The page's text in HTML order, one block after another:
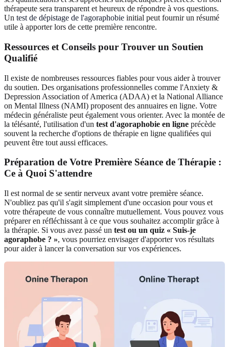
thérapeute sera transparent et heureux de répondre à vos questions.
Un test de dépistage de l'agoraphobie initial peut fournir un résumé
utile à apporter lors de cette première rencontre.
Ressources et Conseils pour Trouver un Soutien
Qualifié
Il existe de nombreuses ressources fiables pour vous aider à trouver
du soutien. Des organisations professionnelles comme l'Anxiety &
Depression Association of America (ADAA) et la National Alliance
on Mental Illness (NAMI) proposent des annuaires en ligne. Votre
médecin généraliste peut également vous orienter. Avec la montée de
la télésanté, l'utilisation d'un test d'agoraphobie en ligne précède
souvent la recherche d'options de thérapie en ligne qualifiées qui
peuvent être tout aussi efficaces.
Préparation de Votre Première Séance de Thérapie :
Ce à Quoi S'attendre
Il est normal de se sentir nerveux avant votre première séance.
N'oubliez pas qu'il s'agit simplement d'une occasion pour vous et
votre thérapeute de vous connaître mutuellement. Vous pouvez vous
préparer en réfléchissant à ce que vous souhaitez accomplir grâce à
la thérapie. Si vous avez passé un test ou un quiz « Suis-je
agoraphobe ? », vous pourriez envisager d'apporter vos résultats
pour aider à lancer la conversation sur vos expériences.